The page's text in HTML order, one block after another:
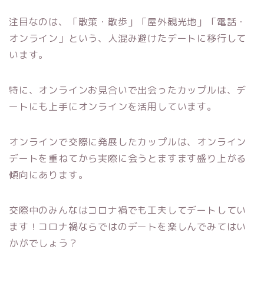
注目なのは、「散策・散歩」「屋外観光地」「電話・
オンライン」という、人混み避けたデートに移行して
います。
特に、オンラインお見合いで出会ったカップルは、デ
ートにも上手にオンラインを活用しています。
オンラインで交際に発展したカップルは、オンライン
デートを重ねてから実際に会うとますます盛り上がる
傾向にあります。
交際中のみんなはコロナ禍でも工夫してデートしてい
ます！コロナ禍ならではのデートを楽しんでみてはい
かがでしょう？